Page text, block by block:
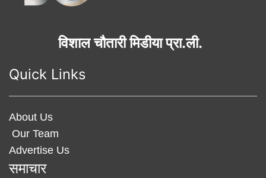
विशाल चौतारी मिडीया प्रा.ली.
Quick Links
About Us
Our Team
Advertise Us
समाचार